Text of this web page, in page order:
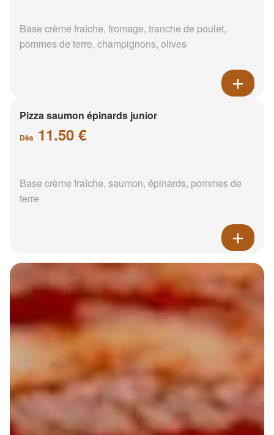
Base crème fraîche, fromage, tranche de poulet,
pommes de terre, champignons, olives
Pizza saumon épinards junior
Dès 11.50 €
Base crème fraîche, saumon, épinards, pommes de
terre